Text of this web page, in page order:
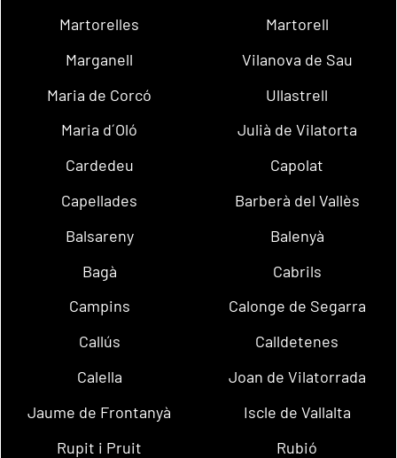
Martorelles
Martorell
Marganell
Vilanova de Sau
Maria de Corcó
Ullastrell
Maria d´Oló
Julià de Vilatorta
Cardedeu
Capolat
Capellades
Barberà del Vallès
Balsareny
Balenyà
Bagà
Cabrils
Campins
Calonge de Segarra
Callús
Calldetenes
Calella
Joan de Vilatorrada
Jaume de Frontanyà
Iscle de Vallalta
Rupit i Pruit
Rubió